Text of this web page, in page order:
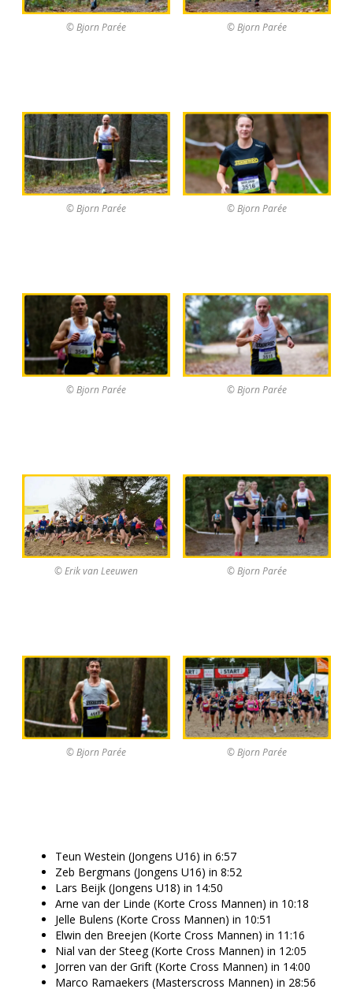
© Bjorn Parée © Bjorn Parée
© Bjorn Parée © Bjorn Parée
© Bjorn Parée © Bjorn Parée
© Erik van Leeuwen © Bjorn Parée
© Bjorn Parée © Bjorn Parée
Teun Westein (Jongens U16) in 6:57
Zeb Bergmans (Jongens U16) in 8:52
Lars Beijk (Jongens U18) in 14:50
Arne van der Linde (Korte Cross Mannen) in 10:18
Jelle Bulens (Korte Cross Mannen) in 10:51
Elwin den Breejen (Korte Cross Mannen) in 11:16
Nial van der Steeg (Korte Cross Mannen) in 12:05
Jorren van der Grift (Korte Cross Mannen) in 14:00
Marco Ramaekers (Masterscross Mannen) in 28:56